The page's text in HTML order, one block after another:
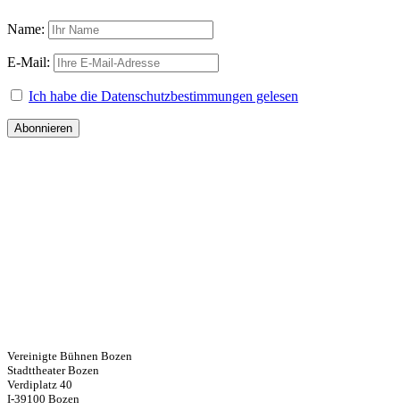
Name:
E-Mail:
Ich habe die Datenschutzbestimmungen gelesen
Vereinigte Bühnen Bozen
Stadttheater Bozen
Verdiplatz 40
I-39100 Bozen